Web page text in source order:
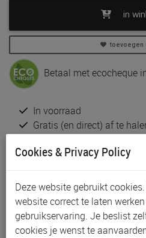
in
toevoegen
Betaal met ecocheque
In voorraad
Gratis (en direct) af te
Gratis verzending vanaf €
Andere artikelen uit deze
Cookies & Privacy Policy
Deze website gebruikt
website correct te laten
gebruikservaring. Je beslist
cookies je wenst te